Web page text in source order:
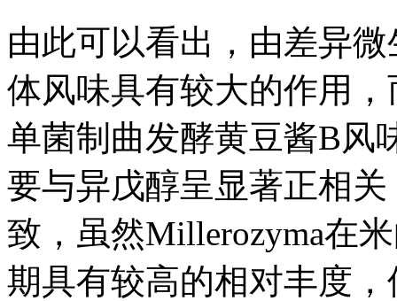
由此可以看出，由差异
体风味具有较大的作用
单菌制曲发酵黄豆酱B风
要与异戊醇呈显著正相
致，虽然Millerozyma在
期具有较高的相对丰度